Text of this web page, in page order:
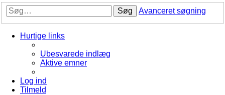
Søg Avanceret søgning
Hurtige links
Ubesvarede indlæg
Aktive emner
Log ind
Tilmeld